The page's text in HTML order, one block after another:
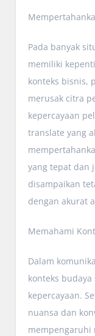
Pada banyak
memiliki
konteks bisnis,
merusak citra
kepercayaan
translate yang
yang tepat dan
disampaikan
dengan akurat
Memahami
Dalam
konteks
kepercayaan.
nuansa dan
mempengaruhi